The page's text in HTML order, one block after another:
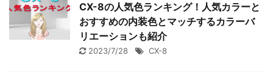
CX-8の人気色ランキング！人気カラーと
おすすめの内装色とマッチするカラーバ
リエーションも紹介
2023/7/28 CX-8